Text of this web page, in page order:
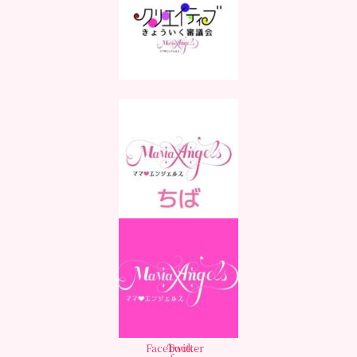
Facebook-
Twitter